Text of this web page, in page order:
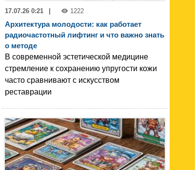
17.07.26 0:21 1222
Архитектура молодости: как работает
радиочастотный лифтинг и что важно знать
о методе
В современной эстетической медицине
стремление к сохранению упругости кожи
часто сравнивают с искусством
реставрации